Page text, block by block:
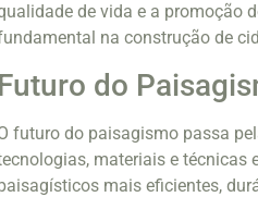
de vida e a promoção
na construção de
Futuro do
futuro do paisagismo passa
materiais e técnicas
mais eficientes,